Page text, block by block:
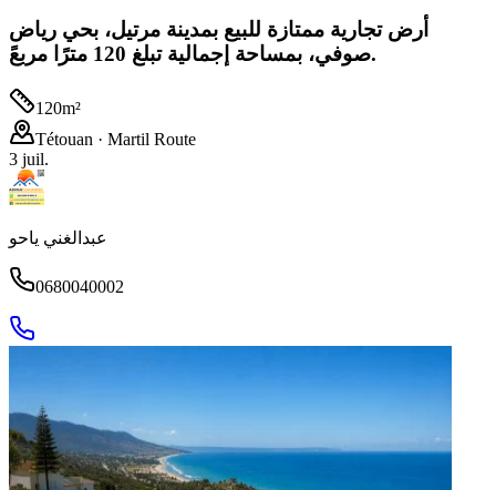
أرض تجارية ممتازة للبيع بمدينة مرتيل، بحي رياض
صوفي، بمساحة إجمالية تبلغ 120 مترًا مربعً.
120m²
Tétouan · Martil Route
3 juil.
عبدالغني ياحو
0680040002